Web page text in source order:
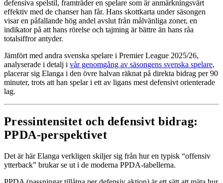
defensiva spelstil, framträder en spelare som är anmärkningsvärt
effektiv med de chanser han får. Hans skottkarta under säsongen
visar en påfallande hög andel avslut från målvänliga zoner, en
indikator på att hans rörelse och tajming är bättre än hans råa
totalsiffror antyder.
Jämfört med andra svenska spelare i Premier League 2025/26,
analyserade i detalj i vår genomgång av säsongens svenska spelare,
placerar sig Elanga i den övre halvan räknat på direkta bidrag per 90
minuter, trots att han spelar i ett av ligans mest defensivt orienterade
lag.
Pressintensitet och defensivt bidrag:
PPDA-perspektivet
Det är här Elanga verkligen skiljer sig från hur en typisk “offensiv
ytterback” brukar se ut i de moderna PPDA-tabellerna.